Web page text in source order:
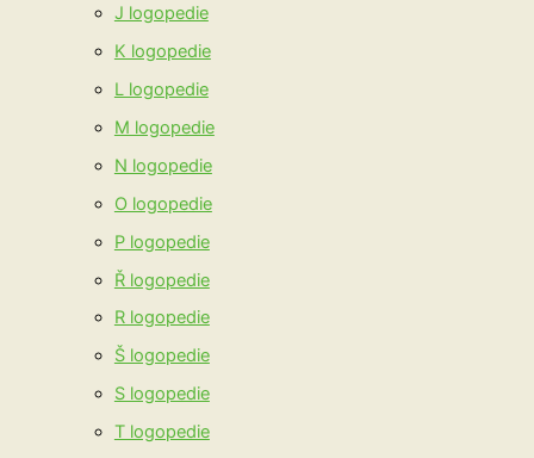
J logopedie
K logopedie
L logopedie
M logopedie
N logopedie
O logopedie
P logopedie
Ř logopedie
R logopedie
Š logopedie
S logopedie
T logopedie